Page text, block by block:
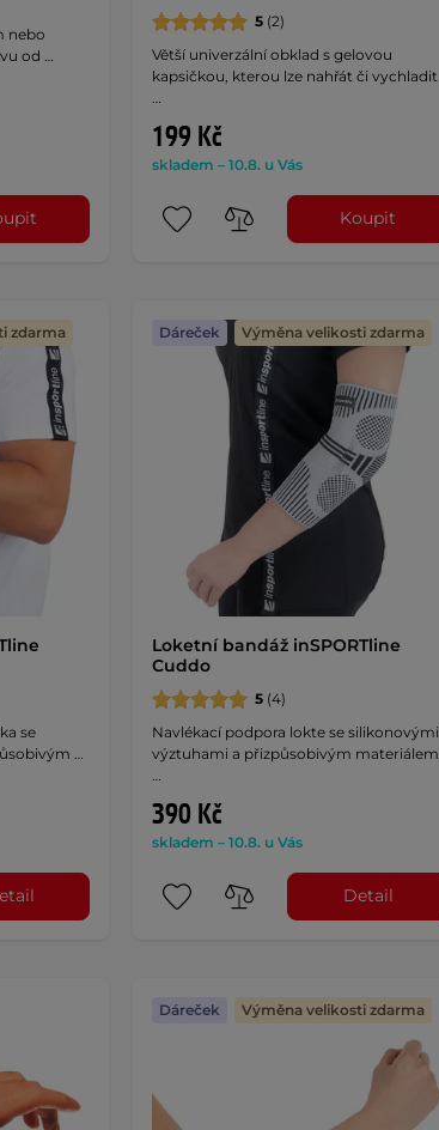
nebo
od …
5(2)
Větší univerzální obklad s gelovou
kapsičkou, kterou lze nahřát či vychladit
199 Kč
skladem – 10.8. u Vás
Koupit
zdarma
se
…
Dáreček Výměna velikosti zdarma
Loketní bandáž inSPORTline
Cuddo
5(4)
Navlékací podpora lokte se silikonovými
výztuhami a přizpůsobivým materiálem,
390 Kč
skladem – 10.8. u Vás
Detail
Dáreček Výměna velikosti zdarma